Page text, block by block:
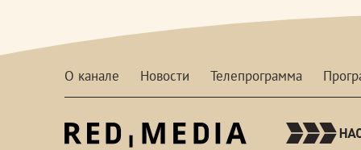
О канале Новости Телепрограмма